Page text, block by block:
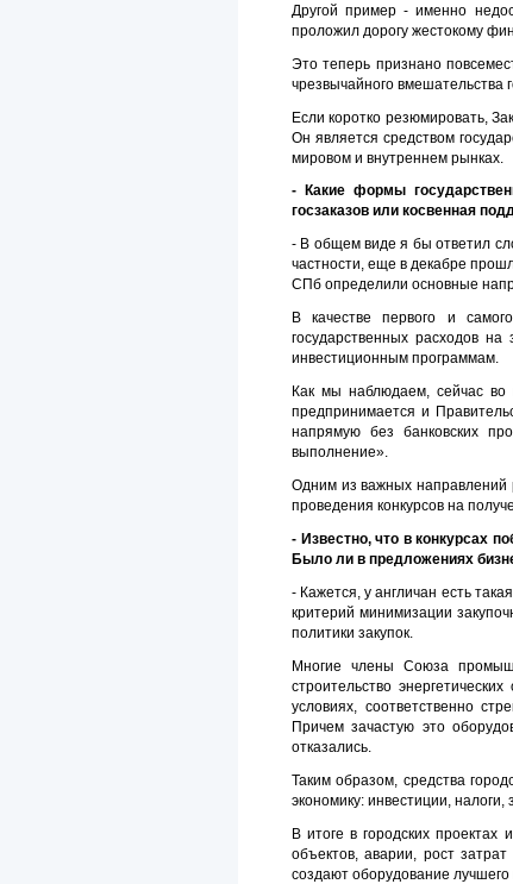
Другой пример - именно
проложил дорогу жестокому
Это теперь признано
чрезвычайного вмешательства
Если коротко резюмировать,
Он является средством
мировом и внутреннем рынках.
- Какие формы
госзаказов или косвенная
- В общем виде я бы ответил
частности, еще в декабре
СПб определили основные
В качестве первого и
государственных расходов
инвестиционным программам.
Как мы наблюдаем, сейчас
предпринимается и
напрямую без банковских
выполнение».
Одним из важных направлений
проведения конкурсов на
- Известно, что в конкурсах
Было ли в предложениях
- Кажется, у англичан есть
критерий минимизации
политики закупок.
Многие члены Союза
строительство
условиях, соответственно
Причем зачастую это
отказались.
Таким образом, средства
экономику: инвестиции, налоги,
В итоге в городских
объектов, аварии, рост
создают оборудование лучшего